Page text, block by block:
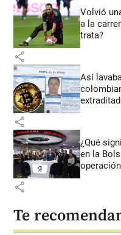
Volvió
a la
trata?
share
Así
share
¿Qué
en la
operación
share
Te